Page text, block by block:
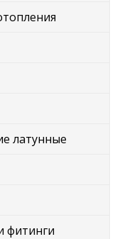
латунные
фитинги